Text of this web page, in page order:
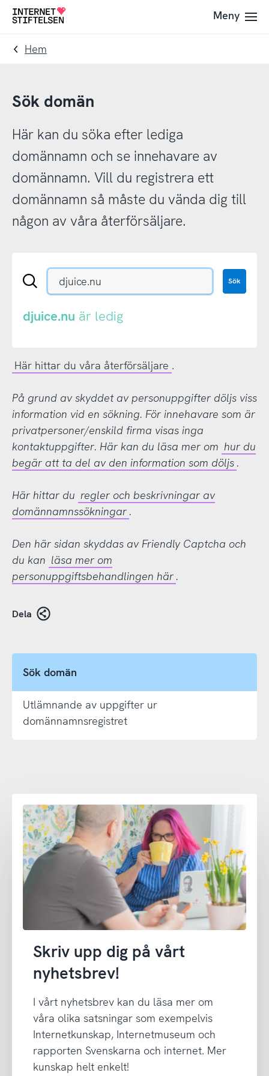
Till
navigering
Till
innehåll
Till
Meny
Hem
Sök domän
Här kan du söka efter lediga
domännamn och se innehavare av
domännamn. Vill du registrera ett
domännamn så måste du vända dig till
någon av våra återförsäljare.
Sök
eller
Sök
djuice.nu är ledig
Här hittar du våra återförsäljare .
På grund av skyddet av personuppgifter döljs viss
information vid en sökning. För innehavare som är
privatpersoner/enskild firma visas inga
kontaktuppgifter. Här kan du läsa mer om hur du
begär att ta del av den information som döljs .
Här hittar du regler och beskrivningar av
domännamnssökningar .
Den här sidan skyddas av Friendly Captcha och
du kan läsa mer om
personuppgiftsbehandlingen här .
Dela
Sök domän
Utlämnande av uppgifter ur
domännamnsregistret
Skriv upp dig på vårt
nyhetsbrev!
I vårt nyhetsbrev kan du läsa mer om
våra olika satsningar som exempelvis
Internetkunskap, Internetmuseum och
rapporten Svenskarna och internet. Mer
kunskap helt enkelt!